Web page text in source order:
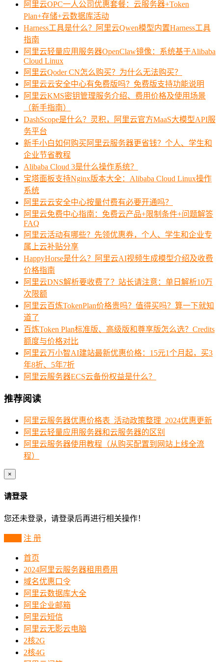
阿里云OPC一人公司优惠套餐：云服务器+Token
Plan+存储+云数据库活动
Harness工具是什么？阿里云Qwen模型内置Harness工具
指南
阿里云轻量应用服务器OpenClaw镜像：系统基于Alibaba
Cloud Linux
阿里云Qoder CN怎么购买？为什么无法购买？
阿里云云安全中心有免费版吗？免费版支持功能说明
阿里云KMS密钥管理服务介绍、费用价格及使用场景
（新手指南）
DashScope是什么？灵积，阿里云官方MaaS大模型API服
务平台
新手小白如何购买阿里云服务器更省钱？个人、学生和
企业节省教程
Alibaba Cloud 3是什么操作系统？
宝塔面板支持Nginx版本大全：Alibaba Cloud Linux操作
系统
阿里云云安全中心按量付费有必要开通吗？
阿里云免费中心指南：免费云产品+限制条件+问题解答
FAQ
阿里云活动有哪些？先领优惠券，个人、学生和企业专
属上云补贴分享
HappyHorse是什么？阿里云AI视频生成模型介绍及收费
价格指南
阿里云DNS解析要收费了？站长请注意：单日解析10万
次限额
阿里云百炼TokenPlan价格贵吗？值得买吗？算一下就知
道了
百炼Token Plan标准版、高级版和尊享版怎么选？Credits
额度与价格对比
阿里云万小智AI建站最新优惠价格：15元1个月起，买3
年8折、5年7折
阿里云服务器ECS云备份权益是什么？
推荐阅读
阿里云服务器优惠价格表_活动政策整理_2024优惠更新
阿里云轻量应用服务器和云服务器的区别
阿里云服务器使用教程（从购买配置到网站上线全流
程）
×
请登录
您还未登录，请登录后再进行相关操作！
注 册
首页
2024阿里云服务器租用费用
域名优惠口令
阿里云数据库大全
阿里企业邮箱
阿里云短信
阿里云无影云电脑
2核2G
2核4G